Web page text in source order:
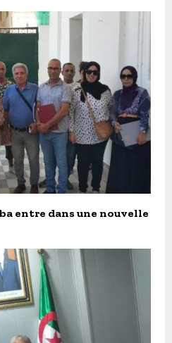
entre dans une nouvelle